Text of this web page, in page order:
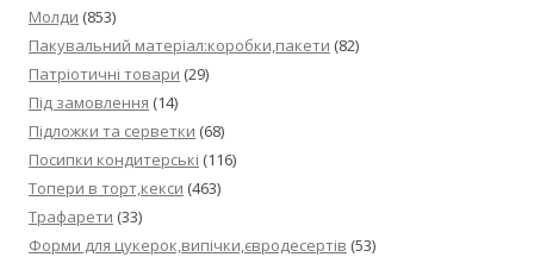
Молди (853)
Пакувальний матеріал:коробки,пакети (82)
Патріотичні товари (29)
Під замовлення (14)
Підложки та серветки (68)
Посипки кондитерські (116)
Топери в торт,кекси (463)
Трафарети (33)
Форми для цукерок,випічки,євродесертів (53)